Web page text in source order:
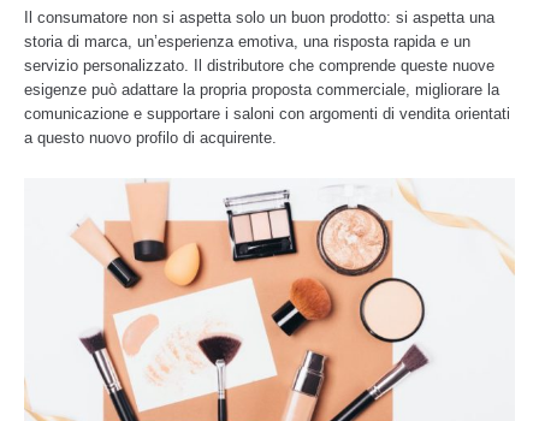
Il consumatore non si aspetta solo un buon prodotto: si aspetta una
storia di marca, un’esperienza emotiva, una risposta rapida e un
servizio personalizzato. Il distributore che comprende queste nuove
esigenze può adattare la propria proposta commerciale, migliorare la
comunicazione e supportare i saloni con argomenti di vendita orientati
a questo nuovo profilo di acquirente.